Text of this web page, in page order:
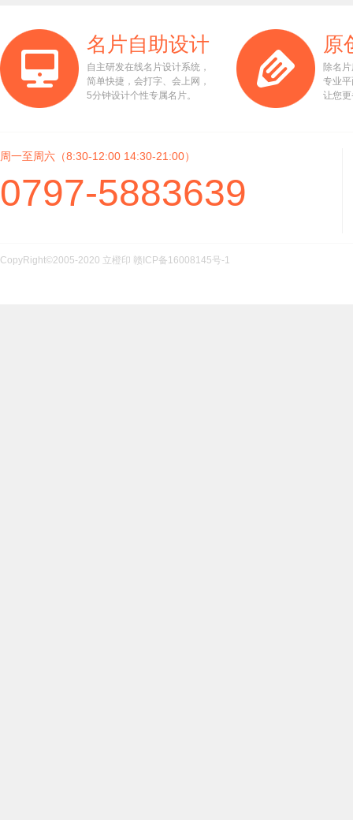
名片自助设计
自主研发在线名片设计系统，
简单快捷，会打字、会上网，
5分钟设计个性专属名片。
原
除名
专业
让您
周一至周六（8:30-12:00 14:30-21:00）
0797-5883639
CopyRight©2005-2020 立橙印 赣ICP备16008145号-1